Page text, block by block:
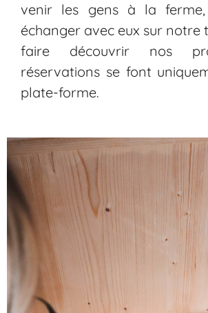
venir les gens à la
échanger avec eux sur notre
faire découvrir nos
réservations se font
plate-forme.